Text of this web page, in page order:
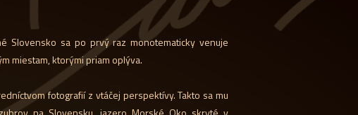
Slovensko sa po prvý raz monotematicky venuje
miestam, ktorými priam oplýva.
fotografií z vtáčej perspektívy. Takto sa mu